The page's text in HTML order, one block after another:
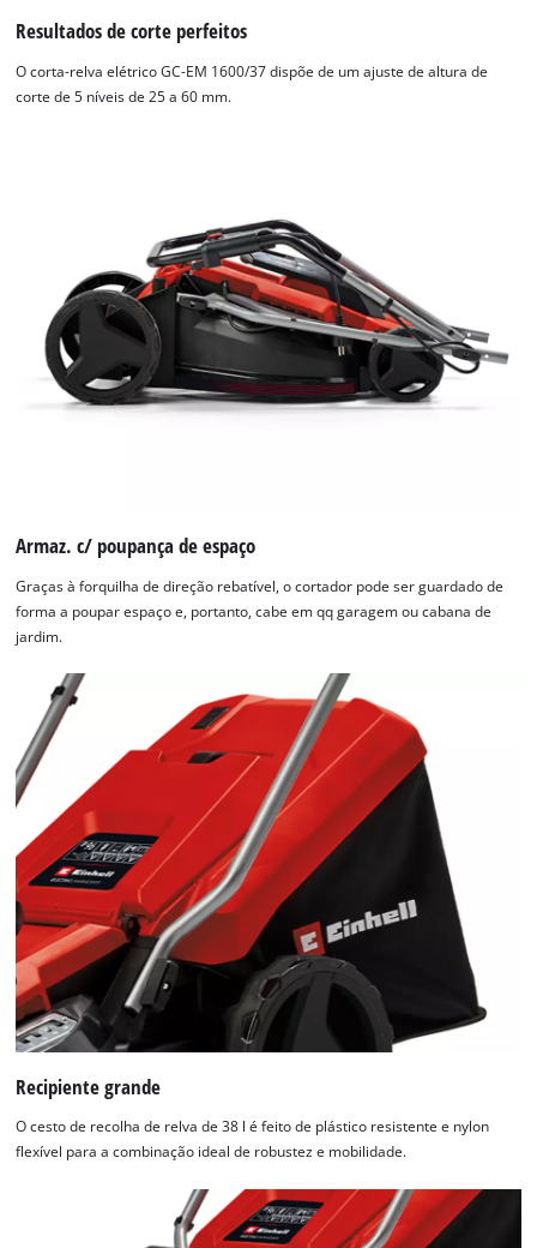
Resultados de corte perfeitos
O corta-relva elétrico GC-EM 1600/37 dispõe de um ajuste de altura de
corte de 5 níveis de 25 a 60 mm.
Armaz. c/ poupança de espaço
Graças à forquilha de direção rebatível, o cortador pode ser guardado de
forma a poupar espaço e, portanto, cabe em qq garagem ou cabana de
jardim.
Recipiente grande
O cesto de recolha de relva de 38 l é feito de plástico resistente e nylon
flexível para a combinação ideal de robustez e mobilidade.